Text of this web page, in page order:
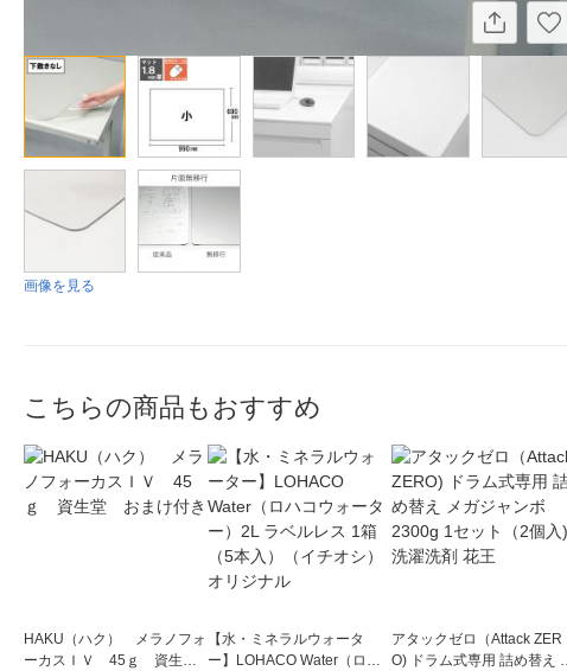
画像を見る
こちらの商品もおすすめ
HAKU（ハク） メラノフォ
ーカスＩＶ 45ｇ 資生
【水・ミネラルウォータ
ー】LOHACO Water（ロハ
アタックゼロ（Attack ZER
O) ドラム式専用 詰め替え メ